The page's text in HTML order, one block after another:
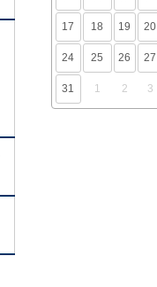
17 18 19 20
24 25 26 27
31 1 2 3